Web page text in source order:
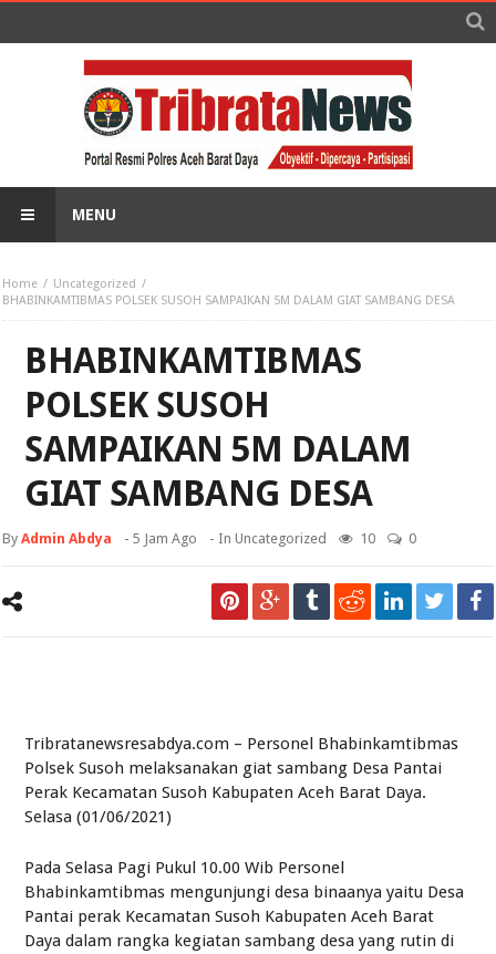
MENU
Home
Uncategorized
BHABINKAMTIBMAS POLSEK SUSOH SAMPAIKAN 5M DALAM GIAT SAMBANG DESA
BHABINKAMTIBMAS
POLSEK SUSOH
SAMPAIKAN 5M DALAM
GIAT SAMBANG DESA
ByAdmin Abdya -5 Jam Ago - InUncategorized 10 0
Tribratanewsresabdya.com – Personel Bhabinkamtibmas
Polsek Susoh melaksanakan giat sambang Desa Pantai
Perak Kecamatan Susoh Kabupaten Aceh Barat Daya.
Selasa (01/06/2021)
Pada Selasa Pagi Pukul 10.00 Wib Personel
Bhabinkamtibmas mengunjungi desa binaanya yaitu Desa
Pantai perak Kecamatan Susoh Kabupaten Aceh Barat
Daya dalam rangka kegiatan sambang desa yang rutin di